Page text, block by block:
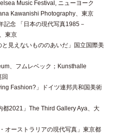
Music Festival, ニューヨーク
Kawanishi Photography、東京
記念 「日本の現代写真1985－
東京
と見えないもののあいだ」国立国際美
、フムレベック；Kunsthalle
回
Fashion?」ドイツ連邦共和国美術
都2021」The Third Gallery Aya、大
オーストラリアの現代写真」東京都